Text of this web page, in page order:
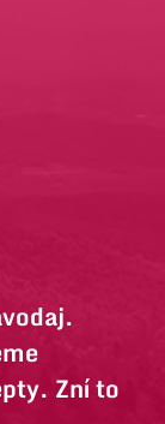
Zní to